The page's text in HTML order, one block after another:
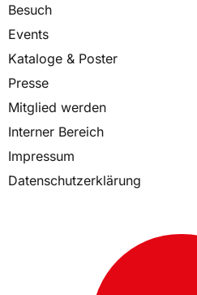
Besuch
Events
Kataloge & Poster
Presse
Mitglied werden
Interner Bereich
Impressum
Datenschutzerklärung